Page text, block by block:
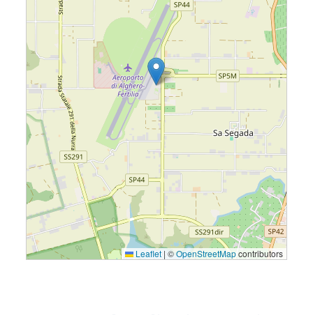
Leaflet |©OpenStreetMapcontributors